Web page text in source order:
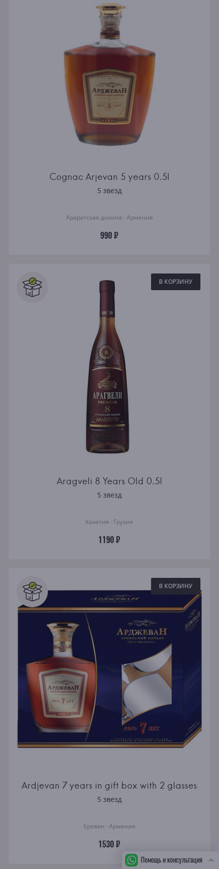
Помощь и консультация
Cognac Arjevan 5 years 0.5l
5 звезд
Араратская долина · Армения
990 ₽
В КОРЗИНУ
Aragveli 8 Years Old 0.5l
5 звезд
Кахетия · Грузия
1190 ₽
В КОРЗИНУ
Ardjevan 7 years in gift box with 2 glasses
5 звезд
Ереван · Армения
1530 ₽